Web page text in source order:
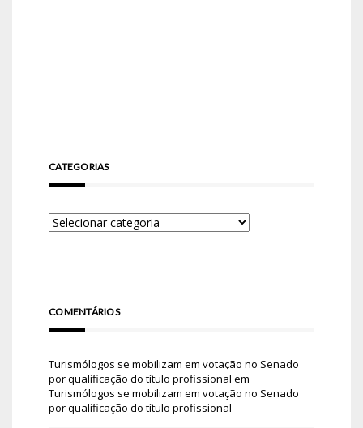
CATEGORIAS
COMENTÁRIOS
Turismólogos se mobilizam em votação no Senado
por qualificação do título profissional em
Turismólogos se mobilizam em votação no Senado
por qualificação do título profissional